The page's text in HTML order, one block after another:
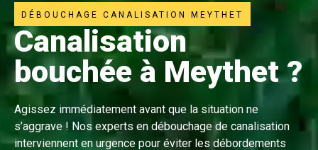
DÉBOUCHAGE CANALISATION MEYTHET
Canalisation
bouchée à Meythet ?
Agissez immédiatement avant que la situation ne
s’aggrave ! Nos experts en débouchage de canalisation
interviennent en urgence pour éviter les débordements